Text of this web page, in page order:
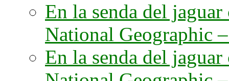
En la senda del
National Geographic
En la senda del